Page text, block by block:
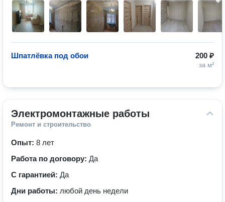
200 ₽
за м²
Шпатлёвка под обои
Электромонтажные работы
Ремонт и строительство
Опыт: 8 лет
Работа по договору: Да
С гарантией: Да
Дни работы: любой день недели